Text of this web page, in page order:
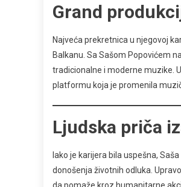
Grand
Najveća prekretnica u njegovoj
Balkanu. Sa Sašom Popovićem
tradicionalne i moderne muzike.
platformu koja je promenila
Ljudska priča
Iako je karijera bila uspešna,
donošenja životnih odluka.
da pomaže kroz humanitarne